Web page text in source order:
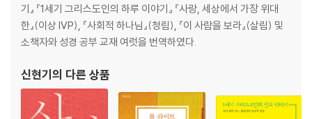
기』 『1세기 그리스도인의 하루 이야기』 『사랑, 세상에서 가장 위대
한』(이상 IVP), 『사회적 하나님』(청림), 『이 사람을 보라』(살림) 및
소책자와 성경 공부 교재 여럿을 번역하였다.
신현기 의 다른 상품